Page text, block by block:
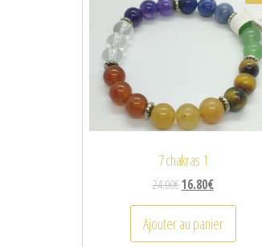
7 chakras 1
24.00€16.80€
Ajouter au panier